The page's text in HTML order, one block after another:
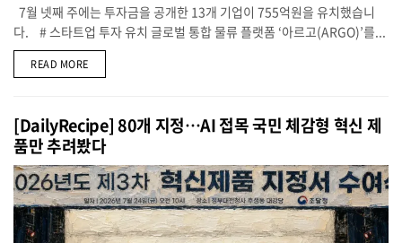
7월 넷째 주에는 투자금을 공개한 13개 기업이 755억원을 유치했습니
다. # 스타트업 투자 유치 글로벌 통합 물류 플랫폼 ‘아르고(ARGO)’를...
READ MOREDETAILS
[DailyRecipe] 80개 지정…AI 접목 국민 체감형 혁신 제
품만 추려봤다